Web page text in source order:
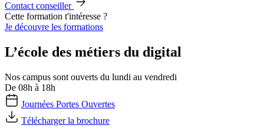
Contact conseiller
Cette formation t'intéresse ?
Je découvre les formations
L’école des métiers du digital
Nos campus sont ouverts du lundi au vendredi
De 08h à 18h
Journées Portes Ouvertes
Télécharger la brochure